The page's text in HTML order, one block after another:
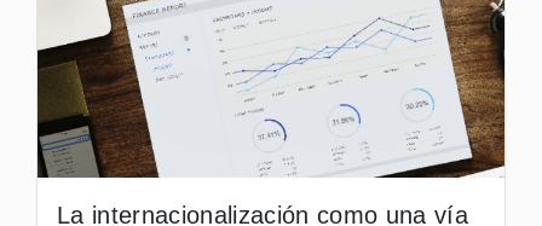
La internacionalización como una vía